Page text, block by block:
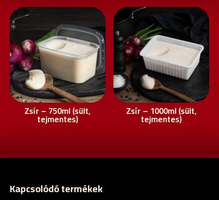
Zsír – 750ml (sült,
tejmentes)
Zsír – 1000ml (sült,
tejmentes)
Kapcsolódó termékek